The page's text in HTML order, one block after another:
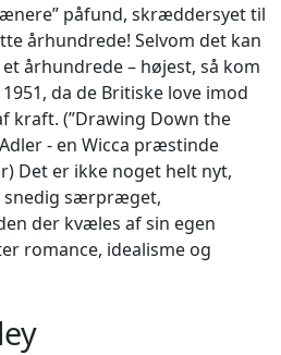
påfund, skræddersyet til
århundrede! Selvom det kan
århundrede – højest, så kom
da de Britiske love imod
kraft. (”Drawing Down the
- en Wicca præstinde
Det er ikke noget helt nyt,
snedig særpræget,
der kvæles af sin egen
romance, idealisme og